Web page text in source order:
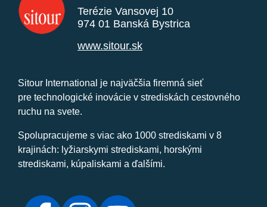
Terézie Vansovej 10
974 01 Banská Bystrica
www.sitour.sk
Sitour International je najväčšia firemná sieť
pre technologické inovácie v strediskách cestovného
ruchu na svete.
Spolupracujeme s viac ako 1000 strediskami v 8
krajinách: lyžiarskymi strediskami, horskými
strediskami, kúpaliskami a ďalšími.